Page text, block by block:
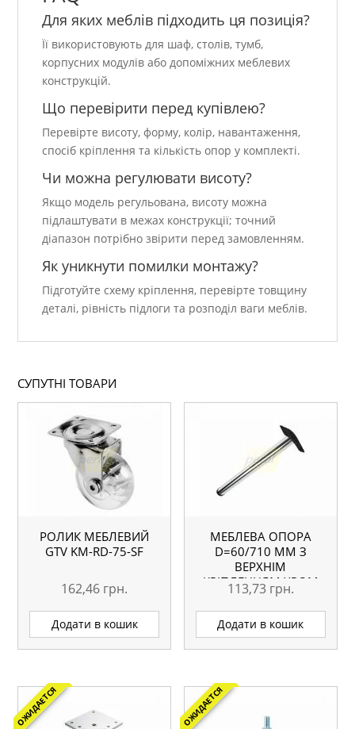
Для яких меблів підходить ця позиція?
Її використовують для шаф, столів, тумб,
корпусних модулів або допоміжних меблевих
конструкцій.
Що перевірити перед купівлею?
Перевірте висоту, форму, колір, навантаження,
спосіб кріплення та кількість опор у комплекті.
Чи можна регулювати висоту?
Якщо модель регульована, висоту можна
підлаштувати в межах конструкції; точний
діапазон потрібно звірити перед замовленням.
Як уникнути помилки монтажу?
Підготуйте схему кріплення, перевірте товщину
деталі, рівність підлоги та розподіл ваги меблів.
СУПУТНІ ТОВАРИ
РОЛИК МЕБЛЕВИЙ
GTV KM-RD-75-SF
162,46 грн.
Додати в кошик
МЕБЛЕВА ОПОРА
D=60/710 ММ З
ВЕРХНІМ
КРІПЛЕННЯМ ХРОМ
113,73 грн.
Додати в кошик
ОЖИДАЕТСЯ ОЖИДАЕТСЯ